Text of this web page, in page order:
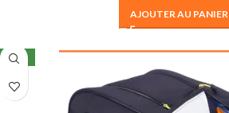
AJOUTER AU PANIER
NEW